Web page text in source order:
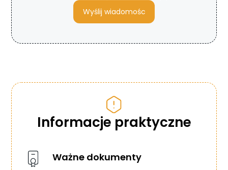
Wyślij wiadomośc
Informacje praktyczne
Ważne dokumenty